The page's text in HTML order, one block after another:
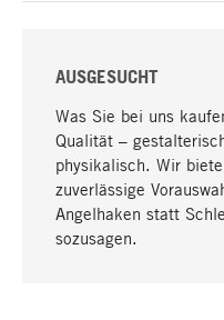
AUSGESUCHT
Was Sie bei uns
Qualität –
physikalisch. Wir
zuverlässige
Angelhaken statt
sozusagen.